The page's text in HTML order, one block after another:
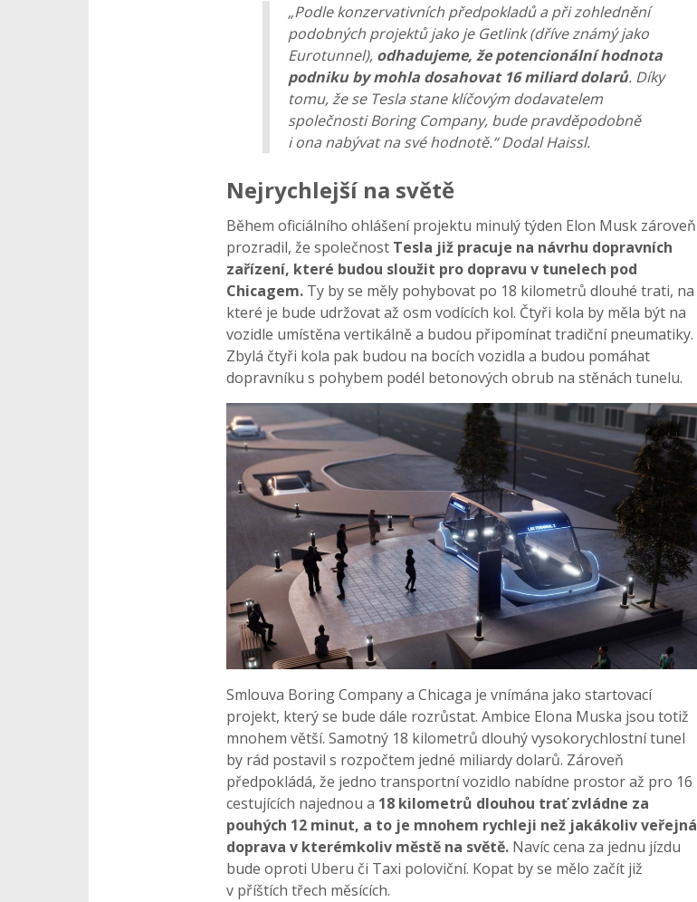
„Podle konzervativních předpokladů a při zohlednění
podobných projektů jako je Getlink (dříve známý jako
Eurotunnel), odhadujeme, že potencionální hodnota
podniku by mohla dosahovat 16 miliard dolarů. Díky
tomu, že se Tesla stane klíčovým dodavatelem
společnosti Boring Company, bude pravděpodobně
i ona nabývat na své hodnotě.“ Dodal Haissl.
Nejrychlejší na světě
Během oficiálního ohlášení projektu minulý týden Elon Musk zároveň
prozradil, že společnost Tesla již pracuje na návrhu dopravních
zařízení, které budou sloužit pro dopravu v tunelech pod
Chicagem. Ty by se měly pohybovat po 18 kilometrů dlouhé trati, na
které je bude udržovat až osm vodících kol. Čtyři kola by měla být na
vozidle umístěna vertikálně a budou připomínat tradiční pneumatiky.
Zbylá čtyři kola pak budou na bocích vozidla a budou pomáhat
dopravníku s pohybem podél betonových obrub na stěnách tunelu.
Smlouva Boring Company a Chicaga je vnímána jako startovací
projekt, který se bude dále rozrůstat. Ambice Elona Muska jsou totiž
mnohem větší. Samotný 18 kilometrů dlouhý vysokorychlostní tunel
by rád postavil s rozpočtem jedné miliardy dolarů. Zároveň
předpokládá, že jedno transportní vozidlo nabídne prostor až pro 16
cestujících najednou a 18 kilometrů dlouhou trať zvládne za
pouhých 12 minut, a to je mnohem rychleji než jakákoliv veřejná
doprava v kterémkoliv městě na světě. Navíc cena za jednu jízdu
bude oproti Uberu či Taxi poloviční. Kopat by se mělo začít již
v příštích třech měsících.